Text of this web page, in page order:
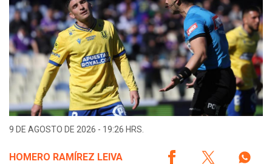
9 DE AGOSTO DE 2026 - 19:26 HRS.
HOMERO RAMÍREZ LEIVA